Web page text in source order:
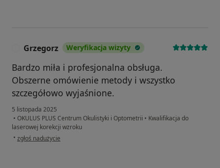
Grzegorz Weryfikacja wizyty
Bardzo miła i profesjonalna obsługa.
Obszerne omówienie metody i wszystko
szczegółowo wyjaśnione.
5 listopada 2025
• OKULUS PLUS Centrum Okulistyki i Optometrii • Kwalifikacja do
laserowej korekcji wzroku
• w opinii użytkownika Grzegorz
zgłoś nadużycie